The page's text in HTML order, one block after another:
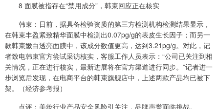
8 面膜被指存在“禁用成分”，韩束回应正在核实
韩束：日前，据具备检验资质的第三方检测机构检测结果显示，
在韩束丰盈紧致精华面膜中检测出0.07pg/g的表皮生长因子；而另一
款韩束嫩白透亮面膜中，该成分数值更高，达到3.21pg/g。对此，记
者致电韩束官方尝试采访核实，客服工作人员表示：“公司已关注到相
关情况，正在进行核实，最新进展将在官方渠道进行同步。”记者进一
步浏览后发现，在电商平台的韩束旗舰店中，上述两款产品均已被下
架。（经济参考报）
点评：美妆行业产品安全风险引关注，品牌声誉面临挑战。